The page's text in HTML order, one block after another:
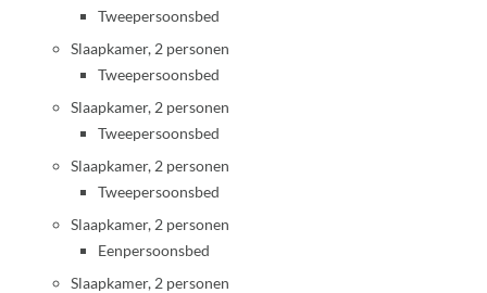
Tweepersoonsbed
Slaapkamer, 2 personen
Tweepersoonsbed
Slaapkamer, 2 personen
Tweepersoonsbed
Slaapkamer, 2 personen
Tweepersoonsbed
Slaapkamer, 2 personen
Eenpersoonsbed
Slaapkamer, 2 personen